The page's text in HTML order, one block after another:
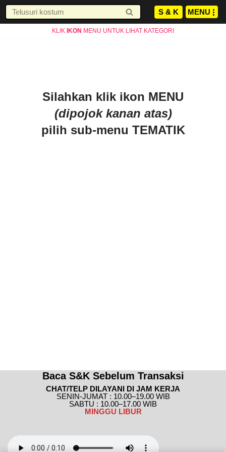
Lompat
S & K MENU
KLIK IKON MENU UNTUK LIHAT KATEGORI
Silahkan klik ikon MENU
(dipojok kanan atas)
pilih sub-menu TEMATIK
Baca S&K Sebelum Transaksi
CHAT/TELP DILAYANI DI JAM KERJA
SENIN-JUMAT : 10.00–19.00 WIB
SABTU : 10.00–17.00 WIB
MINGGU LIBUR
JAM KERJA AGUSTUS
Senin-Jumat : 10.00-19.00 WIB
Sabtu : 10.00-17.00 WIB
Minggu LIBUR
INFO